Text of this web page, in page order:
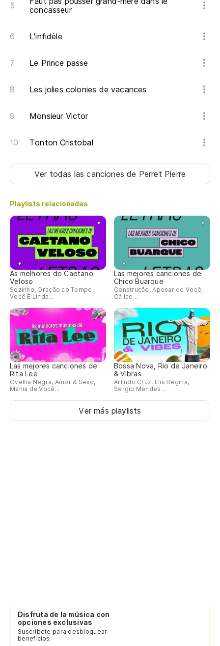
concasseur
L'infidèle
Le Prince passe
Les jolies colonies de vacances
Monsieur Victor
Tonton Cristobal
Ver todas las cancionesde Perret Pierre
Playlists relacionadas
As melhores do Caetano
Veloso
Sozinho, Oração ao Tempo,
Você É Linda...
Las mejores canciones de
Chico Buarque
Construção, Apesar de Você,
Cálice...
Las mejores canciones de
Rita Lee
Ovelha Negra, Amor & Sexo,
Mania de Você...
Bossa Nova, Rio de Janeiro
& Vibras
Arlindo Cruz, Elis Regina,
Sergio Mendes...
Ver más playlists
Disfruta de la música con
opciones exclusivas
Suscríbete para desbloquear
beneficios.